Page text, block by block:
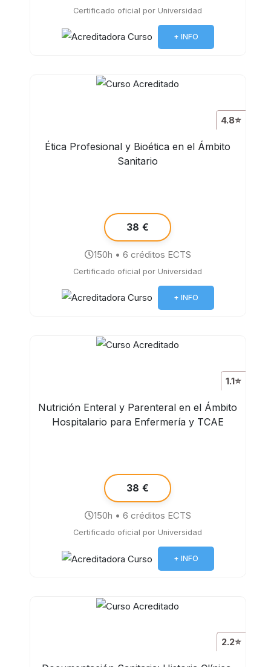
Certificado oficial por Universidad
+ INFO
4.8⭐
Ética Profesional y Bioética en el Ámbito
Sanitario
38 €
150h • 6 créditos ECTS
Certificado oficial por Universidad
+ INFO
1.1⭐
Nutrición Enteral y Parenteral en el Ámbito
Hospitalario para Enfermería y TCAE
38 €
150h • 6 créditos ECTS
Certificado oficial por Universidad
+ INFO
2.2⭐